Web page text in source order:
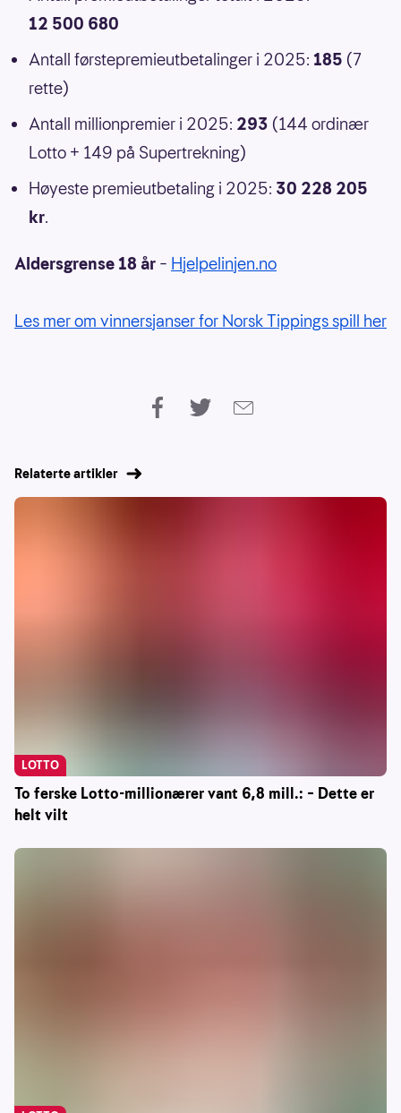
12 500 680
Antall førstepremieutbetalinger i 2025: 185 (7
rette)
Antall millionpremier i 2025: 293 (144 ordinær
Lotto + 149 på Supertrekning)
Høyeste premieutbetaling i 2025: 30 228 205
kr.
Aldersgrense 18 år – Hjelpelinjen.no
Les mer om vinnersjanser for Norsk Tippings spill her
Relaterte artikler
To ferske Lotto-millionærer vant 6,8 mill.: – Dette er
helt vilt
LOTTO